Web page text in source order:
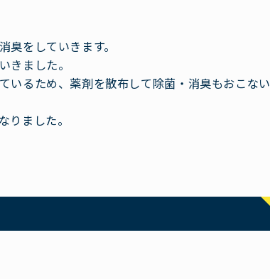
をしていきます。
きました。
いるため、薬剤を散布して除菌・消臭もおこない
りました。